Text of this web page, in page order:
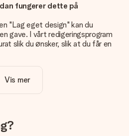
fungerer dette på
"Lag eget design" kan du
gave. I vårt redigeringsprogram
slik du ønsker, slik at du får en
mitt er av riktig kvalitet?
Vis mer